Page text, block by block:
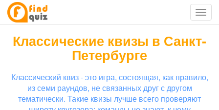
Классические квизы в Санкт-
Петербурге
Классический квиз - это игра, состоящая, как правило,
из семи раундов, не связанных друг с другом
тематически. Такие квизы лучше всего проверяют